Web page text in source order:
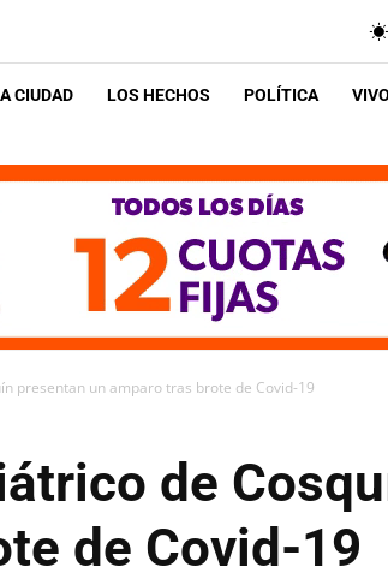
CIUDAD LOS HECHOS POLÍTICA
presentan un amparo tras brote de Covid-19
de
de Covid-19